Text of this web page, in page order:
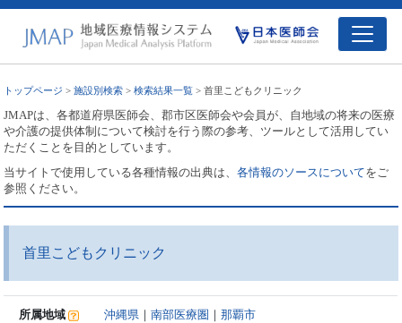
トップページ >施設別検索 >検索結果一覧 > 首里こどもクリニック
JMAPは、各都道府県医師会、郡市区医師会や会員が、自地域の将来の医療
や介護の提供体制について検討を行う際の参考、ツールとして活用してい
ただくことを目的としています。
当サイトで使用している各種情報の出典は、各情報のソースについてをご
参照ください。
首里こどもクリニック
所属地域 沖縄県 ｜南部医療圏 ｜那覇市